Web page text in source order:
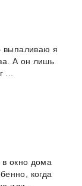
выпаливаю я
А он лишь
в окно дома
когда